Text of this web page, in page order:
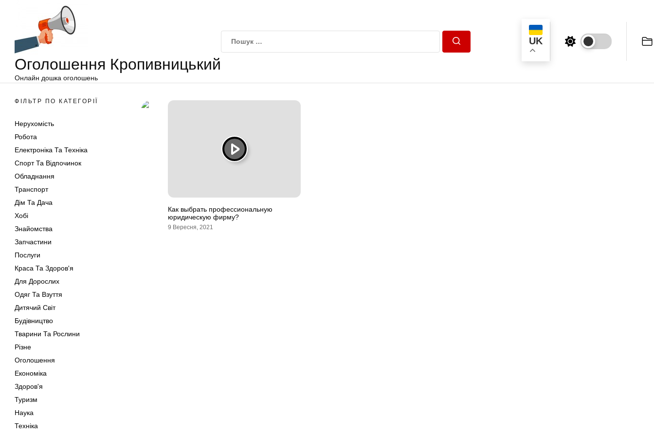
Оголошення Кропивницький
Онлайн дошка оголошень
UK
ФІЛЬТР ПО КАТЕГОРІЇ
Нерухомість
Робота
Електроніка Та Техніка
Спорт Та Відпочинок
Обладнання
Транспорт
Дім Та Дача
Хобі
Знайомства
Запчастини
Послуги
Краса Та Здоров'я
Для Дорослих
Одяг Та Взуття
Дитячий Світ
Будівництво
Тварини Та Рослини
Різне
Оголошення
Економіка
Здоров'я
Туризм
Наука
Техніка
Как выбрать профессиональную
юридическую фирму?
9 Вересня, 2021